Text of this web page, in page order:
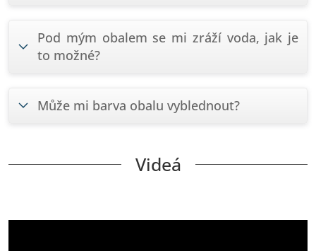
Pod mým obalem se mi zráží voda, jak je
to možné?
Může mi barva obalu vyblednout?
Videá